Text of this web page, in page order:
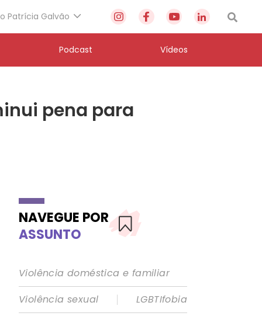
Patrícia Galvão
Podcast Vídeos
pena para
NAVEGUE POR
ASSUNTO
Violência doméstica e familiar
Violência sexual
|
LGBTIfobia